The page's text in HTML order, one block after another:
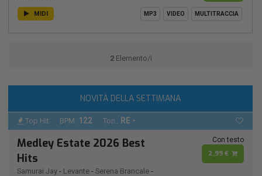
MIDI MP3 VIDEO MULTITRACCIA
2 Elemento/i
NOVITÀ DELLA SETTIMANA
Top Hit BPM: 122 Ton.: RE -
Medley Estate 2026 Best
Hits
Samurai Jay - Levante - Serena Brancale -
Con testo
2,99 €